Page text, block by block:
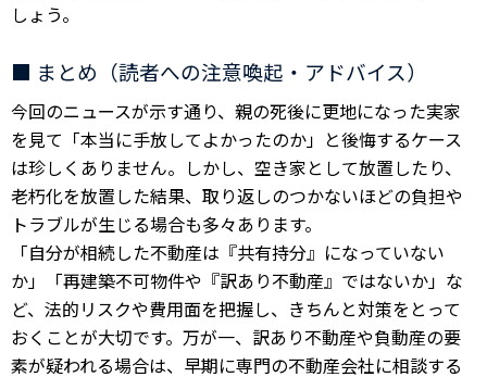
しょう。
■ まとめ（読者への注意喚起・アドバイス）
今回のニュースが示す通り、親の死後に更地になった実家
を見て「本当に手放してよかったのか」と後悔するケース
は珍しくありません。しかし、空き家として放置したり、
老朽化を放置した結果、取り返しのつかないほどの負担や
トラブルが生じる場合も多々あります。
「自分が相続した不動産は『共有持分』になっていない
か」「再建築不可物件や『訳あり不動産』ではないか」な
ど、法的リスクや費用面を把握し、きちんと対策をとって
おくことが大切です。万が一、訳あり不動産や負動産の要
素が疑われる場合は、早期に専門の不動産会社に相談する